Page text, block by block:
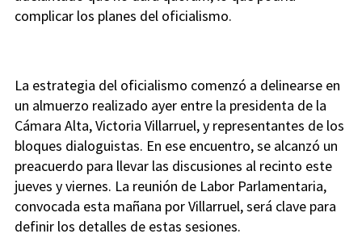
complicar los planes del oficialismo.
La estrategia del oficialismo comenzó a delinearse en
un almuerzo realizado ayer entre la presidenta de la
Cámara Alta, Victoria Villarruel, y representantes de los
bloques dialoguistas. En ese encuentro, se alcanzó un
preacuerdo para llevar las discusiones al recinto este
jueves y viernes. La reunión de Labor Parlamentaria,
convocada esta mañana por Villarruel, será clave para
definir los detalles de estas sesiones.